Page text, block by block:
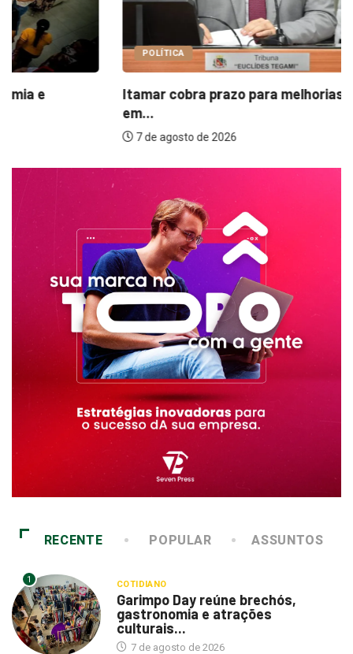
POLÍTICA
Itamar cobra prazo para melhorias estruturais
7 de agosto de 2026
RECENTE POPULAR ASSUNTOS
1 COTIDIANO
Garimpo Day reúne brechós,
gastronomia e atrações
culturais...
7 de agosto de 2026